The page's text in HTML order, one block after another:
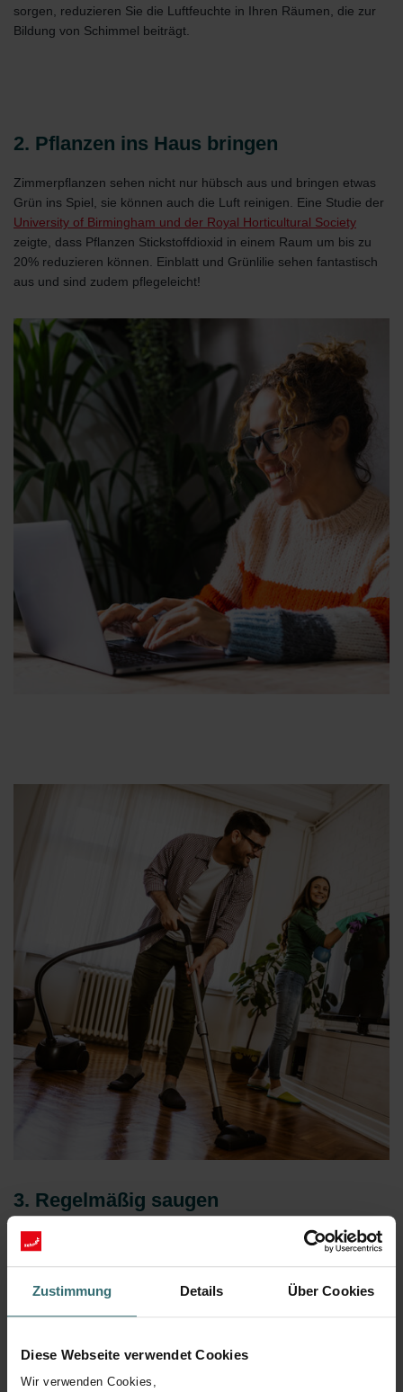
Zustimmung Details Über Cookies
Diese Webseite verwendet Cookies
Wir verwenden Cookies,
sorgen, reduzieren Sie die Luftfeuchte in Ihren Räumen, die zur
Bildung von Schimmel beiträgt.
2. Pflanzen ins Haus bringen
Zimmerpflanzen sehen nicht nur hübsch aus und bringen etwas
Grün ins Spiel, sie können auch die Luft reinigen. Eine Studie der
University of Birmingham und der Royal Horticultural Society
zeigte, dass Pflanzen Stickstoffdioxid in einem Raum um bis zu
20% reduzieren können. Einblatt und Grünlilie sehen fantastisch
aus und sind zudem pflegeleicht!
3. Regelmäßig saugen
Niemand macht gerne Hausarbeit, aber wenn Sie den
Staub und Schmutz mit einem feuchten Tuch auf.